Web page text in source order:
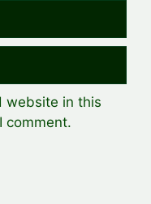
website in this
comment.